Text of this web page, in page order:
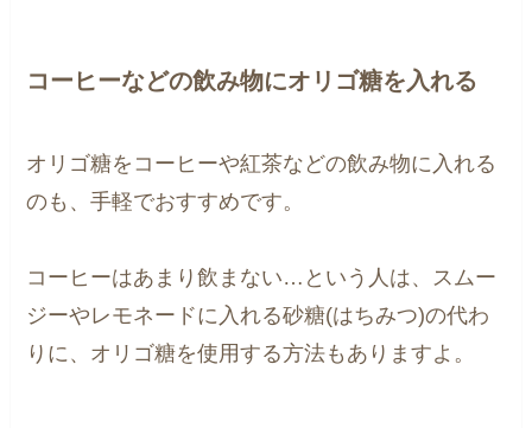
コーヒーなどの飲み物にオリゴ糖を入れる
オリゴ糖をコーヒーや紅茶などの飲み物に入れる
のも、手軽でおすすめです。
コーヒーはあまり飲まない…という人は、スムー
ジーやレモネードに入れる砂糖(はちみつ)の代わ
りに、オリゴ糖を使用する方法もありますよ。